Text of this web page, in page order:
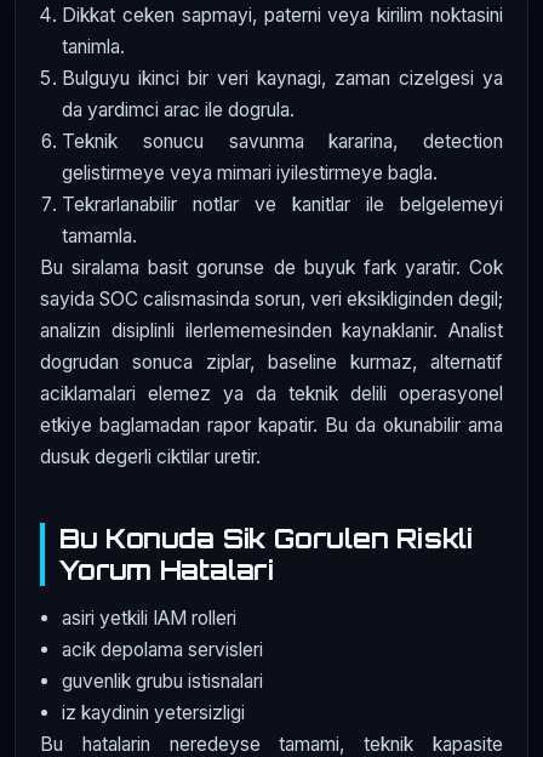
Dikkat ceken sapmayi, paterni veya kirilim noktasini
tanimla.
Bulguyu ikinci bir veri kaynagi, zaman cizelgesi ya
da yardimci arac ile dogrula.
Teknik sonucu savunma kararina, detection
gelistirmeye veya mimari iyilestirmeye bagla.
Tekrarlanabilir notlar ve kanitlar ile belgelemeyi
tamamla.
Bu siralama basit gorunse de buyuk fark yaratir. Cok
sayida SOC calismasinda sorun, veri eksikliginden degil;
analizin disiplinli ilerlememesinden kaynaklanir. Analist
dogrudan sonuca ziplar, baseline kurmaz, alternatif
aciklamalari elemez ya da teknik delili operasyonel
etkiye baglamadan rapor kapatir. Bu da okunabilir ama
dusuk degerli ciktilar uretir.
Bu Konuda Sik Gorulen Riskli
Yorum Hatalari
asiri yetkili IAM rolleri
acik depolama servisleri
guvenlik grubu istisnalari
iz kaydinin yetersizligi
Bu hatalarin neredeyse tamami, teknik kapasite